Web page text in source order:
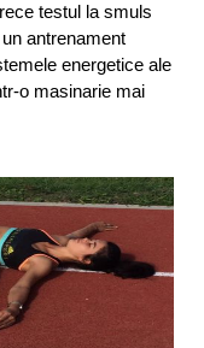
testul la smuls
antrenament
energetice ale
o masinarie mai